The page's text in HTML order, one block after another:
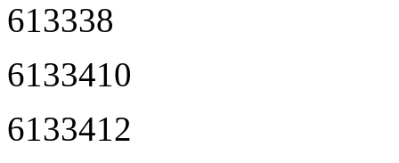
613338
6133410
6133412